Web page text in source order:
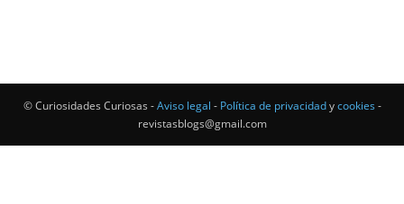
© Curiosidades Curiosas -Aviso legal - Política de privacidadycookies -
revistasblogs@gmail.com